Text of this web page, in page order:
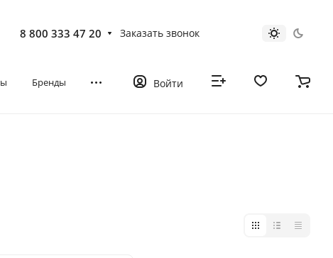
8 800 333 47 20 Заказать звонок
Бренды Войти